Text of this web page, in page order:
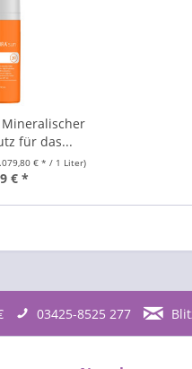
Mineralischer
für das...
€ * / 1 Liter)
€ *
03425-8525 277